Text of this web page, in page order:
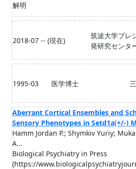
解明
2018-07 -- (現在)
筑波大学プレ
発研究センタ
1995-03
医学博士
Aberrant Cortical Ensembles and
Sensory Phenotypes in Setd1a(+/-)
Hamm Jordan P.; Shymkiv Yuriy;
A...
Biological Psychiatry in Press
(https://